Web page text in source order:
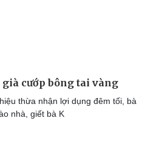
cướp bông tai vàng
thừa nhận lợi dụng đêm tối, bà
nhà, giết bà K